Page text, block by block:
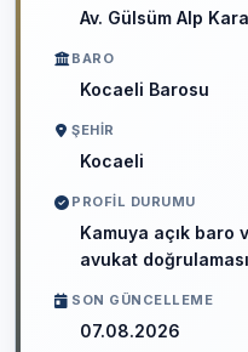
Av. Gülsüm Alp
BARO
Kocaeli Barosu
ŞEHIR
Kocaeli
PROFIL DURUMU
Kamuya açık
avukat
SON GÜNCELLEME
07.08.2026